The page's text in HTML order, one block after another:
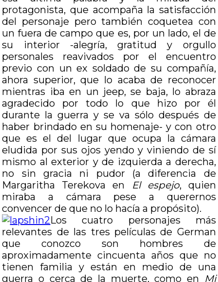
protagonista, que acompaña la satisfacción
del personaje pero también coquetea con
un fuera de campo que es, por un lado, el de
su interior -alegría, gratitud y orgullo
personales reavivados por el encuentro
previo con un ex soldado de su compañía,
ahora superior, que lo acaba de reconocer
mientras iba en un jeep, se baja, lo abraza
agradecido por todo lo que hizo por él
durante la guerra y se va sólo después de
haber brindado en su homenaje- y con otro
que es el del lugar que ocupa la cámara
eludida por sus ojos yendo y viniendo de sí
mismo al exterior y de izquierda a derecha,
no sin gracia ni pudor (a diferencia de
Margaritha Terekova en
El espejo, quien
miraba a cámara pese a querernos
convencer de que no lo hacía a propósito).
Los cuatro personajes más
relevantes de las tres películas de German
que conozco son hombres de
aproximadamente cincuenta años que no
tienen familia y están en medio de una
guerra o cerca de la muerte, como en Mi